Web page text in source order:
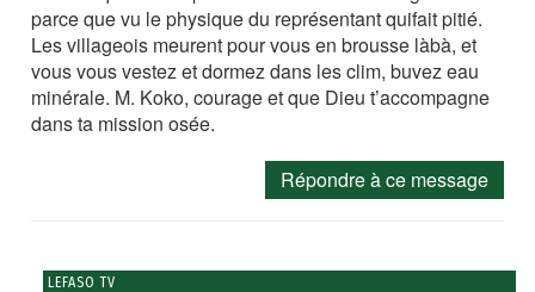
parce que vu le physique du représentant quifait pitié.
Les villageois meurent pour vous en brousse làbà, et
vous vous vestez et dormez dans les clim, buvez eau
minérale. M. Koko, courage et que Dieu t’accompagne
dans ta mission osée.
Répondre à ce message
LEFASO TV